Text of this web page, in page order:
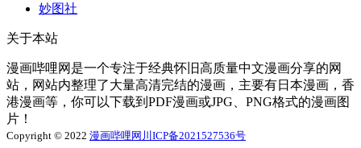
妙图社
关于本站
漫画哔哩网是一个专注于经典怀旧高质量中文漫画分享的网
站，网站内整理了大量高清完结的漫画，主要有日本漫画，香
港漫画等，你可以下载到PDF漫画或JPG、PNG格式的漫画图
片！
Copyright © 2022 漫画哔哩网 川ICP备2021527536号